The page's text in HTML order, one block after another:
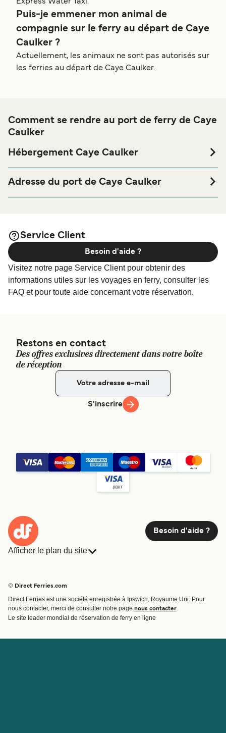
Express Water Taxi.
Puis-je emmener mon animal de
compagnie sur le ferry au départ de Caye
Caulker ?
Actuellement, les animaux ne sont pas autorisés sur
les ferries au départ de Caye Caulker.
Comment se rendre au port de ferry de Caye
Caulker
Hébergement Caye Caulker
Caulker ou à proximité, avant ou après votre voyage ou si
vous êtes à la recherche de logements pour votre séjour,
Adresse du port de Caye Caulker
Service Client
Visitez notre page Service Client pour obtenir des
informations utiles sur les voyages en ferry, consulter les
FAQ et pour toute aide concernant votre réservation.
Besoin d'aide ?
Restons en contact
Des offres exclusives directement dans votre boîte
de réception
S'inscrire
Besoin d'aide ?
Afficher le plan du site
Traversées et ports
Billet de bateau
© Direct Ferries.com
Direct Ferries est une société enregistrée à Ipswich, Royaume Uni. Pour
nous contacter, merci de consulter notre page nous contacter
Le site leader mondial de réservation de ferry en ligne